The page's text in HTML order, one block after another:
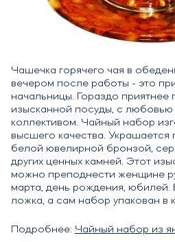
Чашечка горячего чая в
вечером после работы - это
начальницы. Гораздо приятнее
изысканной посуды, с
коллективом. Чайный набор
высшего качества. Украшается
белой ювелирной бронзой,
других ценных камней. Этот
можно преподнести женщине
марта, день рождения, юбилей.
ложка, а сам набор упакован в
Подробнее: Чайный набор из